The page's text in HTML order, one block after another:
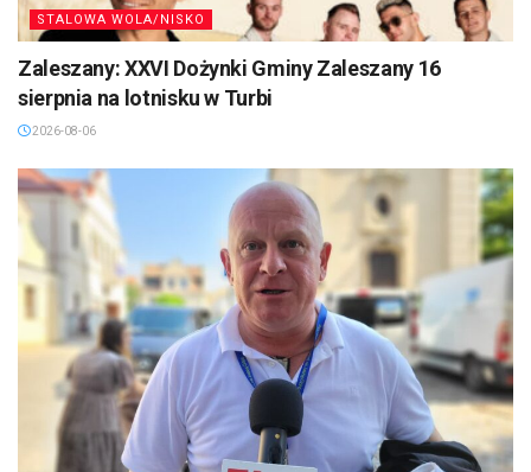
STALOWA WOLA/NISKO
Zaleszany: XXVI Dożynki Gminy Zaleszany 16
sierpnia na lotnisku w Turbi
2026-08-06